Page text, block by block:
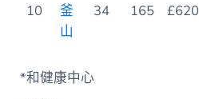
10
釜
山
34 165 £620
*和健康中心